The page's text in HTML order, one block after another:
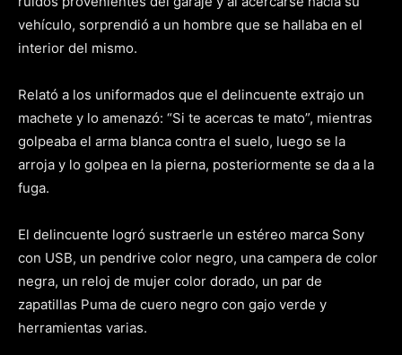
vehículo, sorprendió a un hombre que se hallaba en el
interior del mismo.
Relató a los uniformados que el delincuente extrajo un
machete y lo amenazó: “Si te acercas te mato”, mientras
golpeaba el arma blanca contra el suelo, luego se la
arroja y lo golpea en la pierna, posteriormente se da a la
fuga.
El delincuente logró sustraerle un estéreo marca Sony
con USB, un pendrive color negro, una campera de color
negra, un reloj de mujer color dorado, un par de
zapatillas Puma de cuero negro con gajo verde y
herramientas varias.